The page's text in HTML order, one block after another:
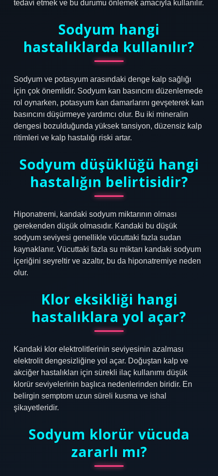
tedavi etmek ve bu durumu önlemek amacıyla kullanılır.
Sodyum hangi
hastalıklarda kullanılır?
Sodyum ve potasyum arasındaki denge kalp sağlığı
için çok önemlidir. Sodyum kan basıncını düzenlemede
rol oynarken, potasyum kan damarlarını gevşeterek kan
basıncını düşürmeye yardımcı olur. Bu iki mineralin
dengesi bozulduğunda yüksek tansiyon, düzensiz kalp
ritimleri ve kalp hastalığı riski artar.
Sodyum düşüklüğü hangi
hastalığın belirtisidir?
Hiponatremi, kandaki sodyum miktarının olması
gerekenden düşük olmasıdır. Kandaki bu düşük
sodyum seviyesi genellikle vücuttaki fazla sudan
kaynaklanır. Vücuttaki fazla su miktarı kandaki sodyum
içeriğini seyreltir ve azaltır, bu da hiponatremiye neden
olur.
Klor eksikliği hangi
hastalıklara yol açar?
Kandaki klor elektrolitlerinin seviyesinin azalması
elektrolit dengesizliğine yol açar. Doğuştan kalp ve
akciğer hastalıkları için sürekli ilaç kullanımı düşük
klorür seviyelerinin başlıca nedenlerinden biridir. En
belirgin semptom uzun süreli kusma ve ishal
şikayetleridir.
Sodyum klorür vücuda
zararlı mı?